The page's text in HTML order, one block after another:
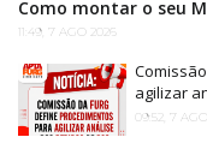
Como montar o seu
11:49, 7 AGO 2026
agilizar
09:52, 7